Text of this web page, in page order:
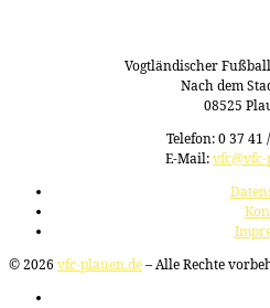
Vogtländischer
Nach dem
08525
Telefon: 0 37 41
E-Mail:
© 2026 vfc-plauen.de– Alle Rechte